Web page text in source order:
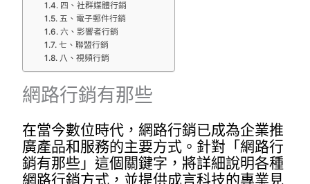
四、社群媒體行銷
五、電子郵件行銷
六、影響者行銷
七、聯盟行銷
八、視頻行銷
網路行銷有那些
在當今數位時代，網路行銷已成為企業推
廣產品和服務的主要方式。針對「網路行
銷有那些」這個關鍵字，將詳細說明各種
網路行銷方式，並提供成言科技的專業見